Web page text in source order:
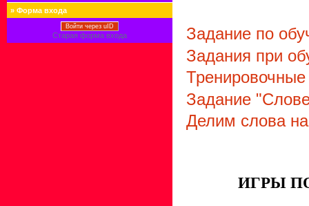
» Форма входа
Войти через uID
Старая форма входа
Задание по
Задания при
Задание
Делим слова
ИГРЫ